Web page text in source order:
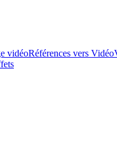
vidéoRéférences vers Vidéo